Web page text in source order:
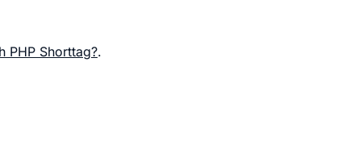
PHP Shorttag?.